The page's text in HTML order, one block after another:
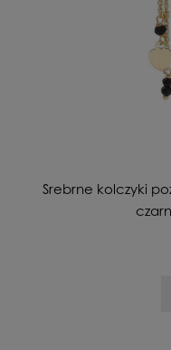
Srebrne kolczyki